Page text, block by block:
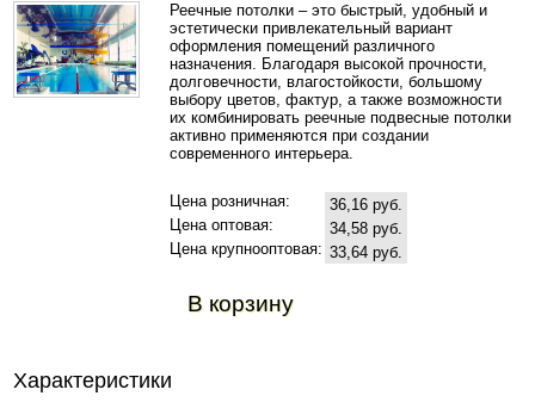
Реечные потолки – это быстрый, удобный и
эстетически привлекательный вариант
оформления помещений различного
назначения. Благодаря высокой прочности,
долговечности, влагостойкости, большому
выбору цветов, фактур, а также возможности
их комбинировать реечные подвесные потолки
активно применяются при создании
современного интерьера.
Цена розничная:
36,16 руб.
Цена оптовая:
34,58 руб.
Цена крупнооптовая: 33,64 руб.
В корзину
Характеристики